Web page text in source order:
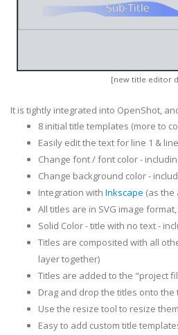
[new title editor
It is tightly integrated into OpenShot,
8 initial title templates (more to
Easily edit the text for line 1 &
Change font / font color -
Change background color -
Integration with Inkscape (as the
All titles are in SVG image
Solid Color - title with no text -
Titles are composited with all
layer together)
Titles are added to the "project
Drag and drop the titles onto the
Use the resize tool to resize them
Easy to add custom title